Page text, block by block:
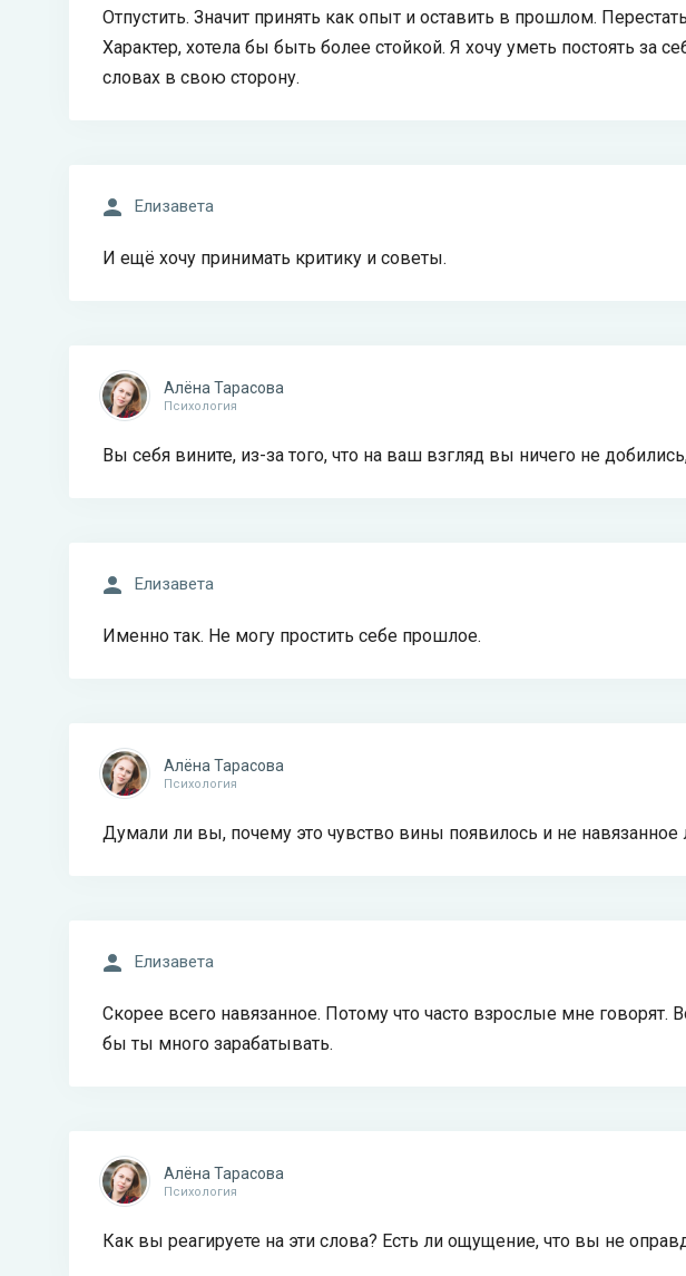
Отпустить. Значит принять как опыт и оставить в прошлом.
Характер, хотела бы быть более стойкой. Я хочу уметь постоять за
словах в свою сторону.
Елизавета
И ещё хочу принимать критику и советы.
Алёна Тарасова
Психология
Вы себя вините, из-за того, что на ваш взгляд вы ничего не
Елизавета
Именно так. Не могу простить себе прошлое.
Алёна Тарасова
Психология
Думали ли вы, почему это чувство вины появилось и не навязанное
Елизавета
Скорее всего навязанное. Потому что часто взрослые мне говорят.
бы ты много зарабатывать.
Алёна Тарасова
Психология
Как вы реагируете на эти слова? Есть ли ощущение, что вы не